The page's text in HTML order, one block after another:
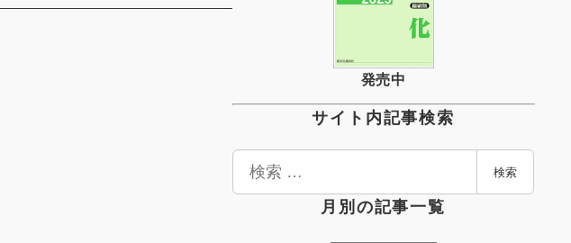
発売中
サイト内記事検索
検
検索
月別の記事一覧